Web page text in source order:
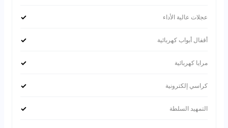
عجلات عالية الأداء ✓
أقفال أبواب كهربائية ✓
مرايا كهربائية ✓
كراسي إلكترونية ✓
التمهيد السلطة ✓